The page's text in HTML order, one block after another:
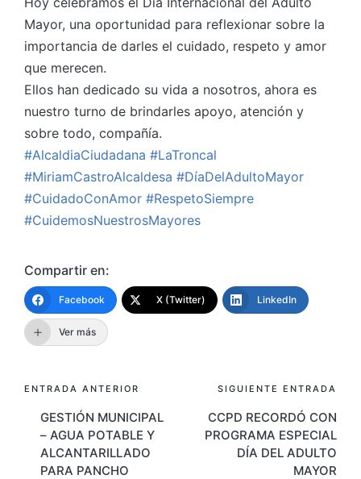
Mayor, una oportunidad para reflexionar sobre la
importancia de darles el cuidado, respeto y amor
que merecen.
Ellos han dedicado su vida a nosotros, ahora es
nuestro turno de brindarles apoyo, atención y
sobre todo, compañía.
#AlcaldiaCiudadana #LaTroncal
#MiriamCastroAlcaldesa #DíaDelAdultoMayor
#CuidadoConAmor #RespetoSiempre
#CuidemosNuestrosMayores
Compartir en:
Facebook X (Twitter) LinkedIn
Ver más
Navegación
de
entradas
ENTRADA ANTERIOR
GESTIÓN MUNICIPAL
– AGUA POTABLE Y
ALCANTARILLADO
PARA PANCHO
SIGUIENTE ENTRADA
CCPD RECORDÓ CON
PROGRAMA ESPECIAL
DÍA DEL ADULTO
MAYOR